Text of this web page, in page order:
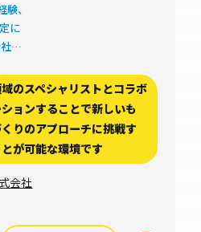
、
に
の
与
。のスペシャリストとコラボ
ョンすることで新しいも
りのアプローチに挑戦す
が可能な環境です
会社